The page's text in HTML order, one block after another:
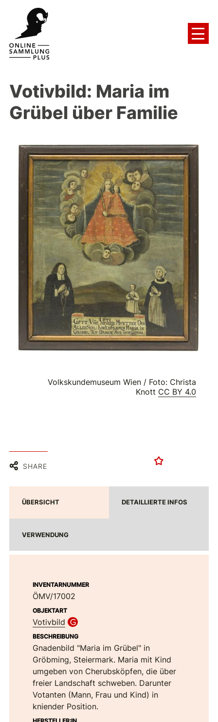
Votivbild: Maria im
Grübel über Familie
Volkskundemuseum Wien / Foto: Christa
Knott CC BY 4.0
SHARE
ÜBERSICHT DETAILLIERTE INFOS
VERWENDUNG
INVENTARNUMMER
ÖMV/17002
OBJEKTART
Votivbild
BESCHREIBUNG
Gnadenbild "Maria im Grübel" in
Gröbming, Steiermark. Maria mit Kind
umgeben von Cherubsköpfen, die über
freier Landschaft schweben. Darunter
Votanten (Mann, Frau und Kind) in
kniender Position.